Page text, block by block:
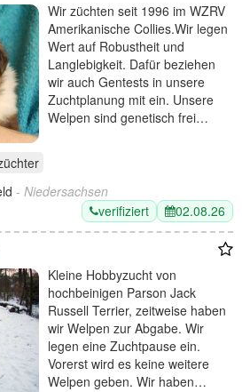
Wir züchten seit 1996 im WZRV
Amerikanische Collies.Wir legen
Wert auf Robustheit und
Langlebigkeit. Dafür beziehen
wir auch Gentests in unsere
Zuchtplanung mit ein. Unsere
Welpen sind genetisch frei…
- Niedersachsen
verifiziert
02.08.26
Kleine Hobbyzucht von
hochbeinigen Parson Jack
Russell Terrier, zeitweise haben
wir Welpen zur Abgabe. Wir
legen eine Zuchtpause ein.
Vorerst wird es keine weitere
Welpen geben. Wir haben…